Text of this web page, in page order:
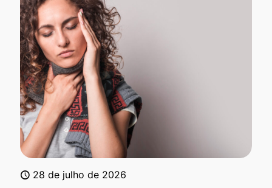
28 de julho de 2026